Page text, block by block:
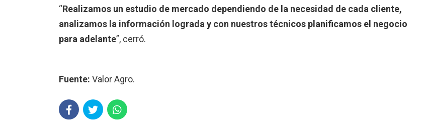
“Realizamos un estudio de mercado dependiendo de la necesidad de cada cliente,
analizamos la información lograda y con nuestros técnicos planificamos el negocio
para adelante”, cerró.
Fuente: Valor Agro.